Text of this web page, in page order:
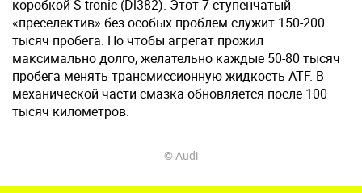
коробкой S tronic (Dl382). Этот 7-ступенчатый
«преселектив» без особых проблем служит 150-200
тысяч пробега. Но чтобы агрегат прожил
максимально долго, желательно каждые 50-80 тысяч
пробега менять трансмиссионную жидкость ATF. В
механической части смазка обновляется после 100
тысяч километров.
© Audi